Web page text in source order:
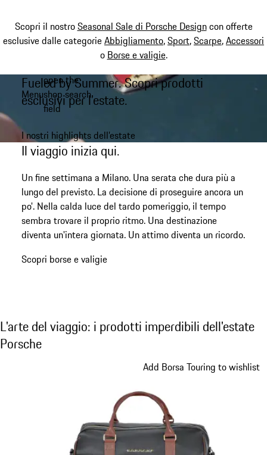
Scopri il nostroSeasonal Sale di Porsche Designcon offerte
esclusive dalle categorieAbbigliamento,Sport,Scarpe,Accessori
o Borse e valigie.
Passa
contenuto
principale
Menu
open the
shop search
field
Fueled by Summer. Scopri prodotti
esclusivi per l’estate.
I nostri highlights dell’estate
Il viaggio inizia qui.
Un fine settimana a Milano. Una serata che dura più a
lungo del previsto. La decisione di proseguire ancora un
po'. Nella calda luce del tardo pomeriggio, il tempo
sembra trovare il proprio ritmo. Una destinazione
diventa un'intera giornata. Un attimo diventa un ricordo.
Scopri borse e valigie
L'arte del viaggio: i prodotti imperdibili
L'arte del viaggio: i prodotti imperdibili dell'estate
Porsche
Add Borsa Touring to wishlist